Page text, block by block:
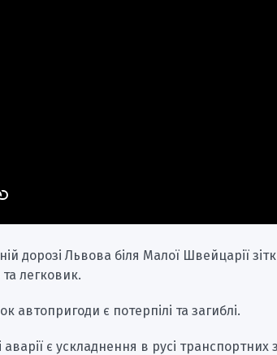
дорозі Львова біля Малої Швейцарії
легковик.
автопригоди є потерпілі та загиблі.
аварії є ускладнення в русі транспортних